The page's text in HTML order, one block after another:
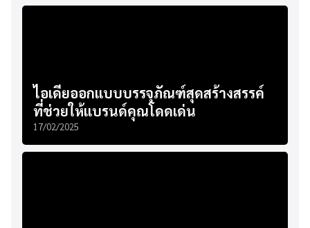
ไอเดียออกแบบบรรจุภัณฑ์สุดสร้างสรรค์
ที่ช่วยให้แบรนด์คุณโดดเด่น
17/02/2025